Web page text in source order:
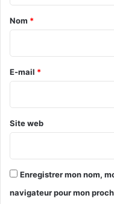
a
r
e
Nom *
E-mail *
Site web
Enregistrer mon nom,
navigateur pour mon